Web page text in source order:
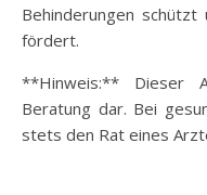
Behinderungen schützt
fördert.
**Hinweis:** Dieser
Beratung dar. Bei
stets den Rat eines